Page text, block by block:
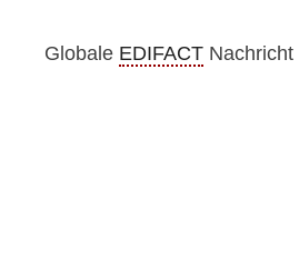
Globale EDIFACT Nachricht